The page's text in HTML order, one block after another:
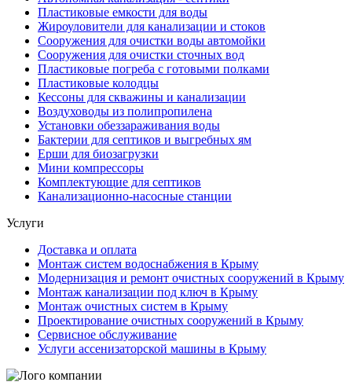
Пластиковые емкости для воды
Жироуловители для канализации и стоков
Сооружения для очистки воды автомойки
Сооружения для очистки сточных вод
Пластиковые погреба с готовыми полками
Пластиковые колодцы
Кессоны для скважины и канализации
Воздуховоды из полипропилена
Установки обеззараживания воды
Бактерии для септиков и выгребных ям
Ерши для биозагрузки
Мини компрессоры
Комплектующие для септиков
Канализационно-насосные станции
Услуги
Доставка и оплата
Монтаж систем водоснабжения в Крыму
Модернизация и ремонт очистных сооружений в Крыму
Монтаж канализации под ключ в Крыму
Монтаж очистных систем в Крыму
Проектирование очистных сооружений в Крыму
Сервисное обслуживание
Услуги ассенизаторской машины в Крыму